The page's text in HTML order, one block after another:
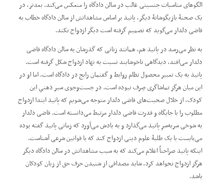
الگوهای مناسبات جنسیتی غالب در سالن دادگاه را منعکس می‌کند. بعدتر، در
یک صحنۀ بازیگوشانۀ دیگر، پانیذ بر اساس مشاهداتش از سالن دادگاه خطاب به
قاضی دلدار می‌گوید که تصمیم گرفته است دیگر ازدواج نکند.
به نظر می‌رسد در پانیذ هم، همانند زنانی که گذرشان به سالن دادگاه قاضی
دلدار می‌افتد، دیدگاهی ناخوشایند نسبت به نهاد ازدواج شکل گرفته است.
پانیذ به یک تعبیر محصول نظام روابط و گفتمان رایج در دادگاه است، اما او در
این میان هرگز تماشاگری صِرف نبوده است. در جست‌وجوی سیر ذهنیِ این
کودک، از خلال صحبت‌های قاضی دلدار متوجه می‌شویم که پانیذ ابتدا ازدواج
مطلوب را با جایگاه و قدرت قاضی دلدار مرتبط می‌دانسته است. قاضی دلدار
به‌ شوخی سربه‌سرِ پانیذ می‌گذارد و به یادش می‌آورد که زمانی پانیذ گفته بوده
می‌بایست با یک طلبۀ علوم دینی ازدواج کند که با قوانین شرعی آشناست.
اینکه پانیذ صراحتاً اعلام می‌کند که به‌ سبب مشاهداتش در سالن دادگاه دیگر
هرگز ازدواج نخواهد کرد، شاید مصداقی از شنیدن حرف حق از زبان کودکان
باشد.